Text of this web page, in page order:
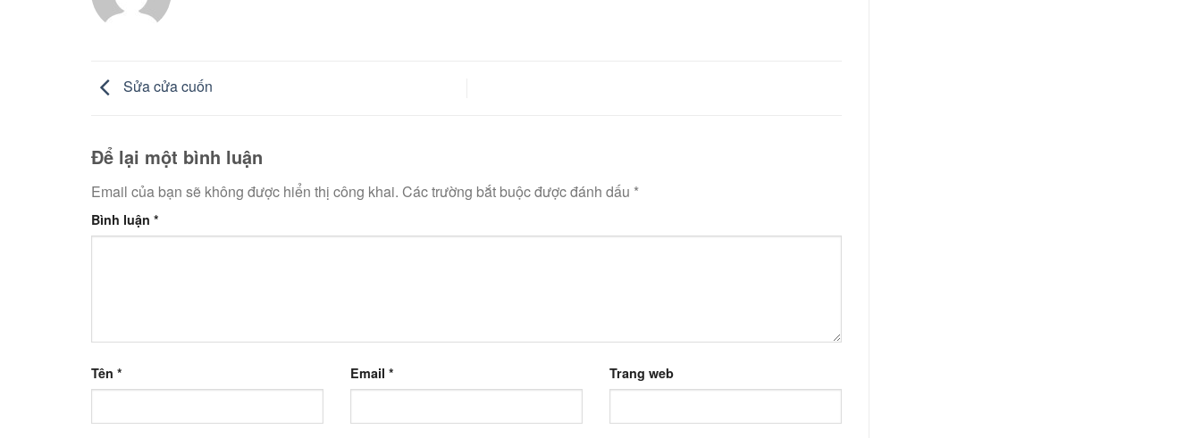
Sửa cửa cuốn
Để lại một bình luận
Email của bạn sẽ không được hiển thị công khai. Các trường bắt buộc được đánh dấu *
Bình luận *
Tên * Email * Trang web